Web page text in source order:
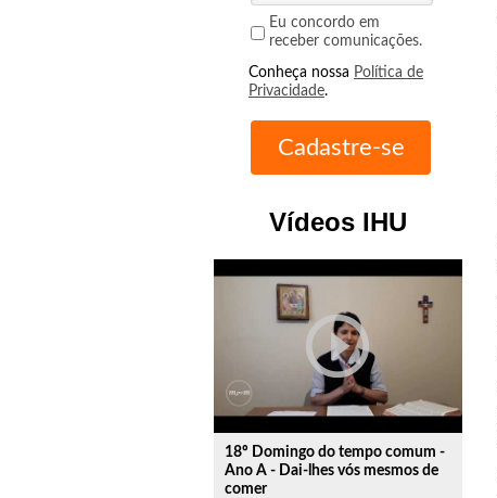
Eu concordo em
receber comunicações.
Conheça nossa Política de
Privacidade.
Vídeos IHU
play_circle_outline
18º Domingo do tempo comum -
Ano A - Dai-lhes vós mesmos de
comer